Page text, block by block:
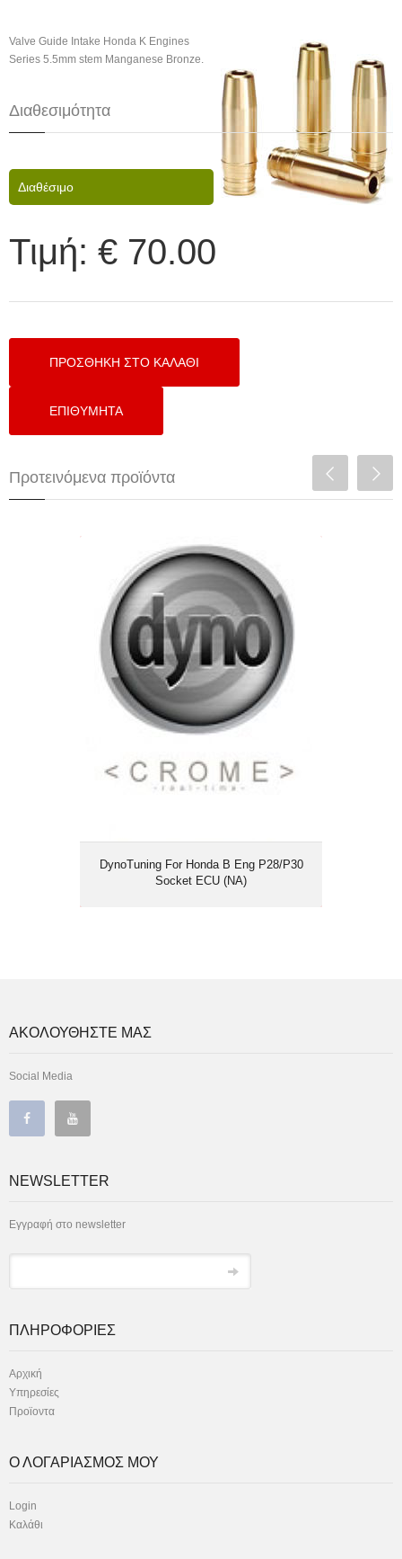
Valve Guide Intake Honda K Engines
Series 5.5mm stem Manganese Bronze.
Διαθεσιμότητα
Διαθέσιμο
Τιμή: € 70.00
Προτεινόμενα προϊόντα
DynoTuning For Honda B Eng P28/P30
Socket ECU (NA)
DynoTuning For Honda B Eng P28/P30
Socket ECU (NA)
ΑΚΟΛΟΥΘΗΣΤΕ ΜΑΣ
Social Media
NEWSLETTER
Εγγραφή στο newsletter
ΠΛΗΡΟΦΟΡΙΕΣ
Αρχική
Υπηρεσίες
Προϊοντα
Ο ΛΟΓΑΡΙΑΣΜΟΣ ΜΟΥ
Login
Καλάθι